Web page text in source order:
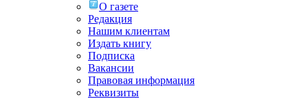
О газете
Редакция
Нашим клиентам
Издать книгу
Подписка
Вакансии
Правовая информация
Реквизиты